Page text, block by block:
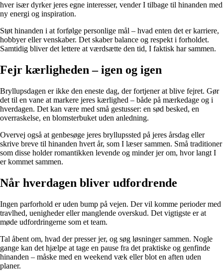
hver især dyrker jeres egne interesser, vender I tilbage til hinanden med
ny energi og inspiration.
Støt hinanden i at forfølge personlige mål – hvad enten det er karriere,
hobbyer eller venskaber. Det skaber balance og respekt i forholdet.
Samtidig bliver det lettere at værdsætte den tid, I faktisk har sammen.
Fejr kærligheden – igen og igen
Bryllupsdagen er ikke den eneste dag, der fortjener at blive fejret. Gør
det til en vane at markere jeres kærlighed – både på mærkedage og i
hverdagen. Det kan være med små gestusser: en sød besked, en
overraskelse, en blomsterbuket uden anledning.
Overvej også at genbesøge jeres bryllupssted på jeres årsdag eller
skrive breve til hinanden hvert år, som I læser sammen. Små traditioner
som disse holder romantikken levende og minder jer om, hvor langt I
er kommet sammen.
Når hverdagen bliver udfordrende
Ingen parforhold er uden bump på vejen. Der vil komme perioder med
travlhed, uenigheder eller manglende overskud. Det vigtigste er at
møde udfordringerne som et team.
Tal åbent om, hvad der presser jer, og søg løsninger sammen. Nogle
gange kan det hjælpe at tage en pause fra det praktiske og genfinde
hinanden – måske med en weekend væk eller blot en aften uden
planer.